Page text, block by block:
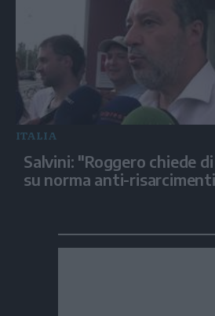
ITALIA
Salvini: "Roggero chiede
su norma anti-